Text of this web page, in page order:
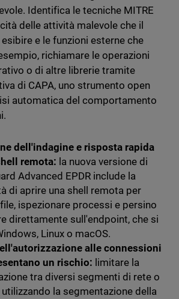
Identifica le tecniche MITRE
delle attività malevole che il
e le funzioni esterne che
richiamare le operazioni
o di altre librerietramite
di CAPA, uno strumento open
automatica del comportamento
dell'indagine e risposta rapida
remota: la nuova versione di
Advanced EPDR include la
di aprire una shell remota per
ispezionare processi e persino
direttamente sull'endpoint, che si
Linux o macOS.
alle connessioni
un rischio: limitare la
tra diversi segmenti di rete o
la segmentazione della